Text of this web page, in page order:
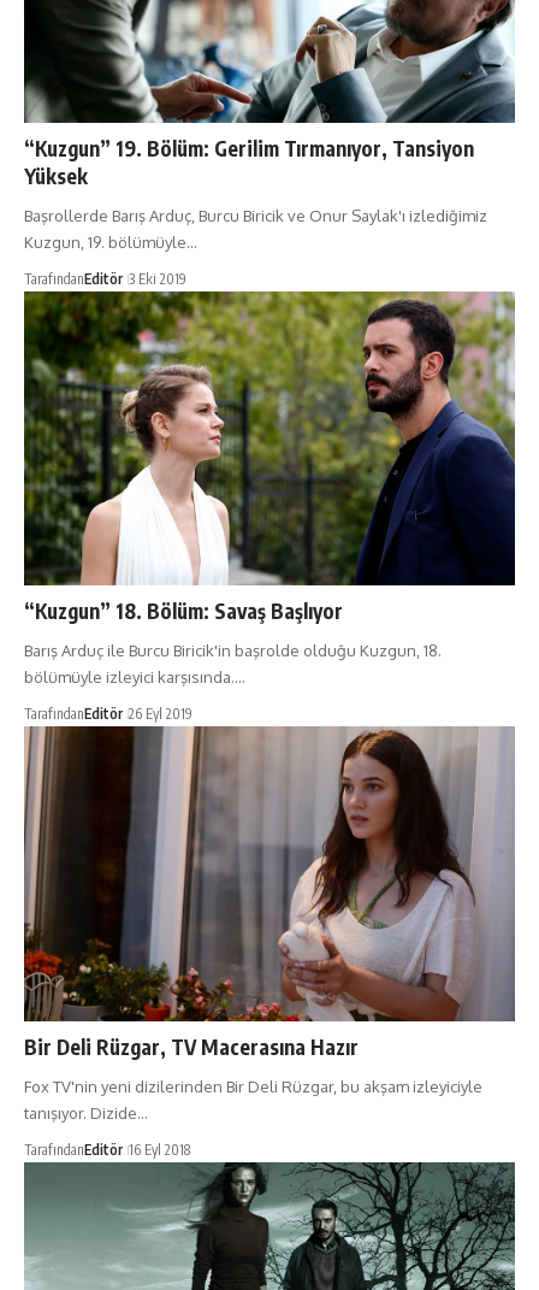
“Kuzgun” 19. Bölüm: Gerilim Tırmanıyor, Tansiyon
Yüksek
Başrollerde Barış Arduç, Burcu Biricik ve Onur Saylak'ı izlediğimiz
Kuzgun, 19. bölümüyle…
TarafındanEditör 3 Eki 2019
“Kuzgun” 18. Bölüm: Savaş Başlıyor
Barış Arduç ile Burcu Biricik'in başrolde olduğu Kuzgun, 18.
bölümüyle izleyici karşısında.…
TarafındanEditör 26 Eyl 2019
Bir Deli Rüzgar, TV Macerasına Hazır
Fox TV'nin yeni dizilerinden Bir Deli Rüzgar, bu akşam izleyiciyle
tanışıyor. Dizide…
TarafındanEditör 16 Eyl 2018